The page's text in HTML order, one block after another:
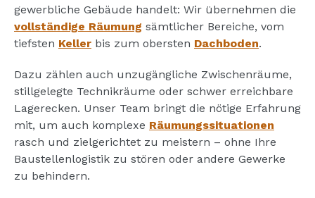
gewerbliche Gebäude handelt: Wir übernehmen die
vollständige Räumung sämtlicher Bereiche, vom
tiefsten Keller bis zum obersten Dachboden.
Dazu zählen auch unzugängliche Zwischenräume,
stillgelegte Technikräume oder schwer erreichbare
Lagerecken. Unser Team bringt die nötige Erfahrung
mit, um auch komplexe Räumungssituationen
rasch und zielgerichtet zu meistern – ohne Ihre
Baustellenlogistik zu stören oder andere Gewerke
zu behindern.